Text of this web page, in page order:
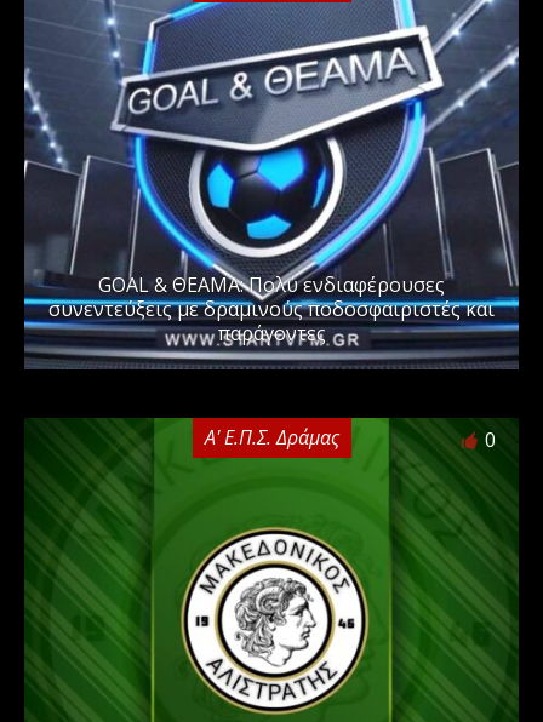
GOAL & ΘΕΑΜΑ: Πολύ ενδιαφέρουσες
συνεντεύξεις με δραμινούς ποδοσφαιριστές και
παράγοντες
Α' Ε.Π.Σ. Δράμας 0